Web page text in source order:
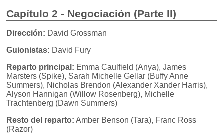
Capítulo 2 - Negociación (Parte II)
Dirección: David Grossman
Guionistas: David Fury
Reparto principal: Emma Caulfield (Anya), James
Marsters (Spike), Sarah Michelle Gellar (Buffy Anne
Summers), Nicholas Brendon (Alexander Xander Harris),
Alyson Hannigan (Willow Rosenberg), Michelle
Trachtenberg (Dawn Summers)
Resto del reparto: Amber Benson (Tara), Franc Ross
(Razor)